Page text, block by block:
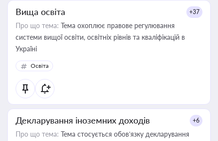
Вища освіта +37
Про що тема: Тема охоплює правове регулювання
системи вищої освіти, освітніх рівнів та кваліфікацій в
Україні
Освіта
Декларування іноземних доходів +6
Про що тема: Тема стосується обов’язку декларування